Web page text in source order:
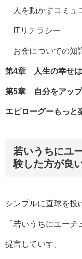
人を動かすコミュ
ITリテラシー
お金についての知
第4章 人生の幸せは
第5章 自分をアッ
エピローグーもっと
若いうちにユ
験した方が良
シンプルに直球を投
「若いうちにユー
提言していす。